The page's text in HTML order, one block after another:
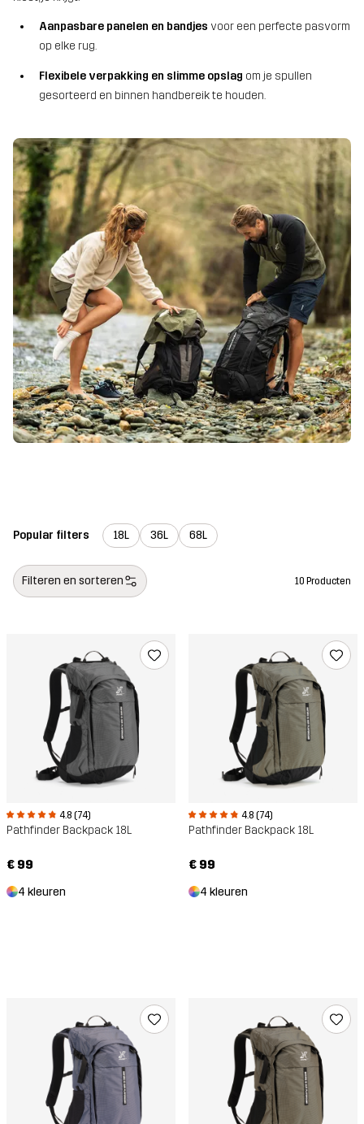
Aanpasbare panelen en bandjes voor een perfecte pasvorm
op elke rug.
Flexibele verpakking en slimme opslag om je spullen
gesorteerd en binnen handbereik te houden.
Popular filters 18L 36L 68L
Filteren en sorteren 10 Producten
4.8 (74)
Pathfinder Backpack 18L
€ 99
4 kleuren
4.8 (74)
Pathfinder Backpack 18L
€ 99
4 kleuren